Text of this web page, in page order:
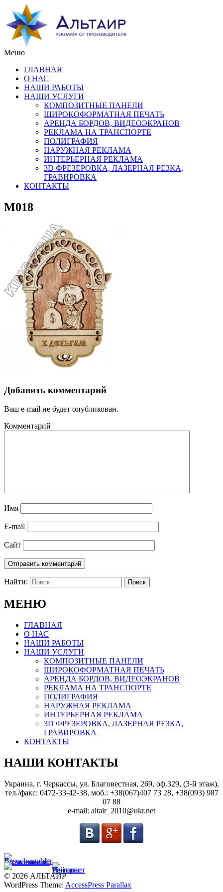
Меню
ГЛАВНАЯ
О НАС
НАШИ РАБОТЫ
НАШИ УСЛУГИ
КОМПОЗИТНЫЕ ПАНЕЛИ
ШИРОКОФОРМАТНАЯ ПЕЧАТЬ
АРЕНДА БОРДОВ, ВИДЕОЭКРАНОВ
РЕКЛАМА НА ТРАНСПОРТЕ
ПОЛИГРАФИЯ
НАРУЖНАЯ РЕКЛАМА
ИНТЕРЬЕРНАЯ РЕКЛАМА
3D ФРЕЗЕРОВКА, ЛАЗЕРНАЯ РЕЗКА,
ГРАВИРОВКА
КОНТАКТЫ
M018
Добавить комментарий
Ваш e-mail не будет опубликован.
Комментарий
Имя
E-mail
Сайт
Найти:
МЕНЮ
ГЛАВНАЯ
О НАС
НАШИ РАБОТЫ
НАШИ УСЛУГИ
КОМПОЗИТНЫЕ ПАНЕЛИ
ШИРОКОФОРМАТНАЯ ПЕЧАТЬ
АРЕНДА БОРДОВ, ВИДЕОЭКРАНОВ
РЕКЛАМА НА ТРАНСПОРТЕ
ПОЛИГРАФИЯ
НАРУЖНАЯ РЕКЛАМА
ИНТЕРЬЕРНАЯ РЕКЛАМА
3D ФРЕЗЕРОВКА, ЛАЗЕРНАЯ РЕЗКА,
ГРАВИРОВКА
КОНТАКТЫ
НАШИ КОНТАКТЫ
Украина, г. Черкассы, ул. Благовестная, 269, оф.329, (3-й этаж),
тел./факс: 0472-33-42-38, моб.: +38(067)407 73 28, +38(093) 987
07 88
e-mail: altair_2010@ukr.net
© 2026 АЛЬТАИР
WordPress Theme: AccessPress Parallax